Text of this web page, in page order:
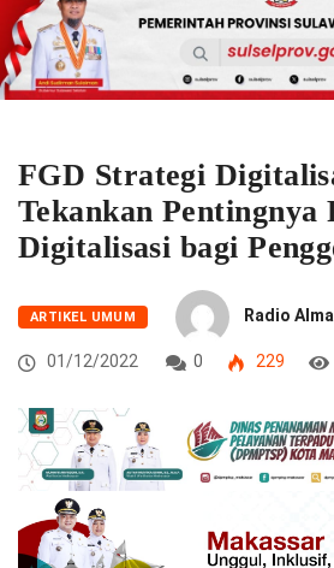
FGD Strategi
Tekankan Pentingnya
Digitalisasi bagi
ARTIKEL UMUM Radio
01/12/2022 0 229